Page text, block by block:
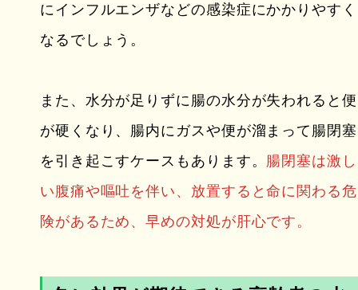
にインフルエンザなどの感染症にかかりやすく
なるでしょう。
また、水分が足りずに腸の水分が失われると便
が硬くなり、腸内にガスや便が溜まって腸閉塞
を引き起こすケースもあります。 腸閉塞は激し
い腹痛や嘔吐を伴い、放置すると命に関わる危
険があるため、早めの対処が肝心です。